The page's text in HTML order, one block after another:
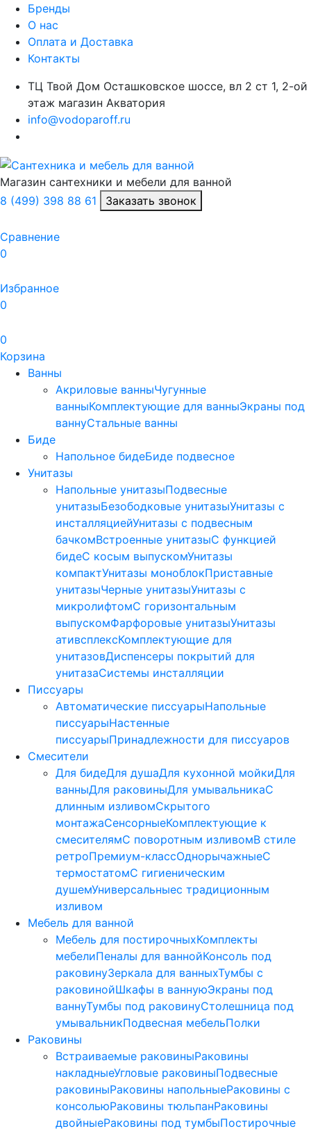
Бренды
О нас
Оплата и Доставка
Контакты
ТЦ Твой Дом Осташковское шоссе, вл 2 ст 1, 2-ой
этаж магазин Акватория
info@vodoparoff.ru
Магазин сантехники и мебели для ванной
8 (499) 398 88 61
Заказать звонок
Сравнение
0
Избранное
0
0
Корзина
Ванны
Акриловые ванныЧугунные
ванныКомплектующие для ванныЭкраны под
ваннуСтальные ванны
Биде
Напольное бидеБиде пoдвеснoе
Унитазы
Напольные унитазыПодвесные
унитазыБезободковые унитазыУнитазы с
инсталляциейУнитазы с подвесным
бачкомВстроенные унитазыС функцией
бидеС косым выпускомУнитазы
компактУнитазы моноблокПриставные
унитазыЧерные унитазыУнитазы с
микролифтомC горизонтальным
выпускомФарфоровые унитазыУнитазы
ативсплексКомплектующие для
унитазовДиспенсеры покрытий для
унитазаСистемы инсталляции
Писсуары
Автоматические писсуарыНапольные
писсуарыНастенные
писсуарыПринадлежности для писсуаров
Смесители
Для бидеДля душаДля кухонной мойкиДля
ванныДля раковиныДля умывальникаС
длинным изливомСкрытого
монтажаСенсорныеКомплектующие к
смесителямС поворотным изливомВ стиле
ретроПремиум-классОднорычажныеС
термостатомС гигиеническим
душемУниверсальныес традиционным
изливом
Мебель для ванной
Мебель для постирочныхКомплекты
мебелиПеналы для ваннойКонсоль под
раковинуЗеркала для ванныхТумбы с
раковинойШкафы в ваннуюЭкраны под
ваннуТумбы под раковинуСтолешница под
умывальникПодвесная мебельПолки
Раковины
Встраиваемые раковиныРаковины
накладныеУгловые раковиныПодвесные
раковиныРаковины напольныеРаковины с
консольюРаковины тюльпанРаковины
двойныеРаковины под тумбыПостирочные